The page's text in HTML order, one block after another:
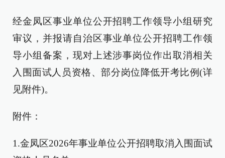
经金凤区事业单位公开招聘工作领导小组研究
审议，并报请自治区事业单位公开招聘工作领
导小组备案，现对上述涉事岗位作出取消相关
入围面试人员资格、部分岗位降低开考比例(详
见附件)。
附件：
1.金凤区2026年事业单位公开招聘取消入围面试